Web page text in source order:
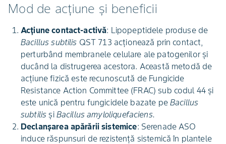
Mod de acțiune și beneficii
Acțiune contact-activă: Lipopeptidele produse de
Bacillus subtilis QST 713 acționează prin contact,
perturbând membranele celulare ale patogenilor și
ducând la distrugerea acestora. Această metodă de
acțiune fizică este recunoscută de Fungicide
Resistance Action Committee (FRAC) sub codul 44 și
este unică pentru fungicidele bazate pe Bacillus
subtilis și Bacillus amyloliquefaciens.
Declanșarea apărării sistemice: Serenade ASO
induce răspunsuri de rezistență sistemică în plantele